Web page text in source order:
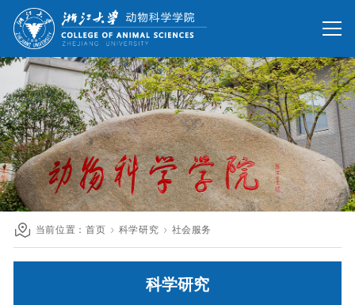
网站首页
院情总览
师资队伍
人才培养
科学研究
国际交流
发展联络
旧版回顾
当前位置：首页 科学研究 社会服务
科学研究